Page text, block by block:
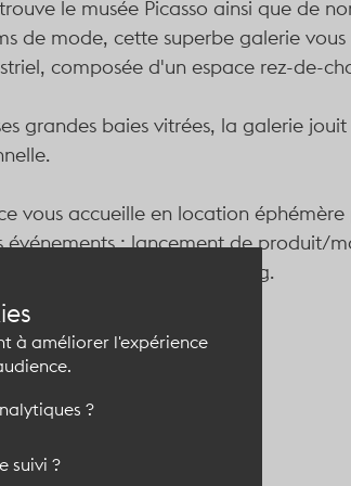
le musée Picasso ainsi que de
de mode, cette superbe galerie
composée d'un espace rez-de-
grandes baies vitrées, la galerie
vous accueille en location
événements : lancement de produit/
privée, exposition, shooting.
du lieu atypique
à améliorer l'expérience
?
suivi ?